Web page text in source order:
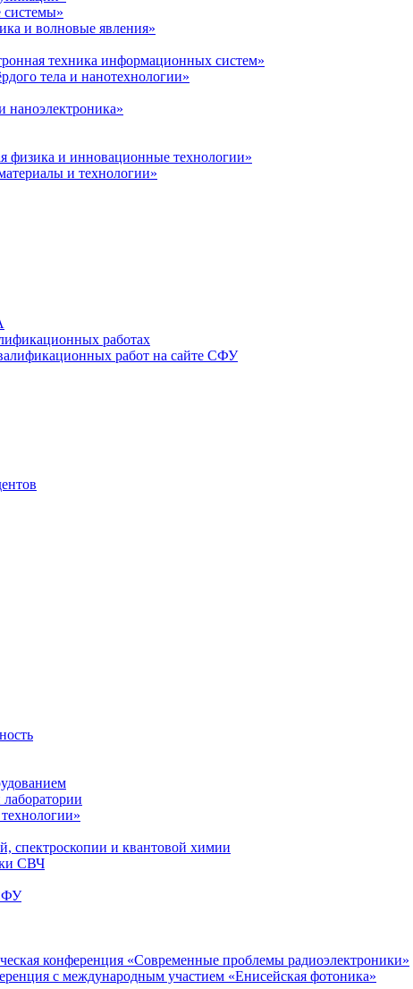
системы»
и волновые явления»
техника информационных систем»
тела и нанотехнологии»
наноэлектроника»
физика и инновационные технологии»
и технологии»
работах
работ на сайте СФУ
спектроскопии и квантовой химии
СВЧ
конференция «Современные проблемы радиоэлектроники»
с международным участием «Енисейская фотоника»